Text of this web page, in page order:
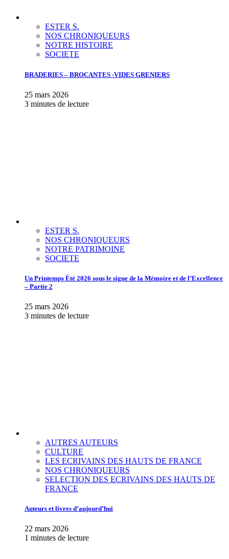
ESTER S.
NOS CHRONIQUEURS
NOTRE HISTOIRE
SOCIETE
BRADERIES – BROCANTES -VIDES GRENIERS
25 mars 2026
3 minutes de lecture
ESTER S.
NOS CHRONIQUEURS
NOTRE PATRIMOINE
SOCIETE
Un Printemps Été 2026 sous le signe de la Mémoire et de l’Excellence
– Partie 2
25 mars 2026
3 minutes de lecture
AUTRES AUTEURS
CULTURE
LES ECRIVAINS DES HAUTS DE FRANCE
NOS CHRONIQUEURS
SELECTION DES ECRIVAINS DES HAUTS DE
FRANCE
Auteurs et livres d’aujourd’hui
22 mars 2026
1 minutes de lecture